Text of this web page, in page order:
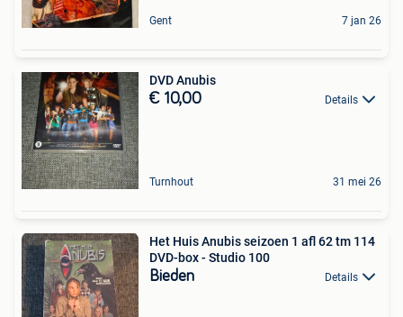
Gent 7 jan 26
DVD Anubis
€ 10,00 Details
Turnhout 31 mei 26
Het Huis Anubis seizoen 1 afl 62 tm 114
DVD-box - Studio 100
Bieden Details